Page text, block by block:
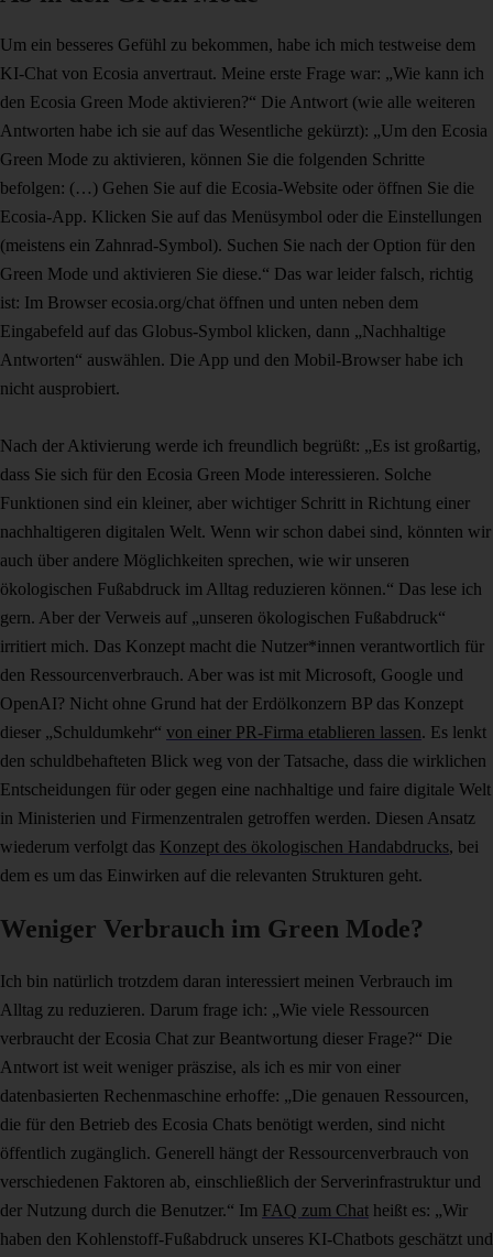
Um ein besseres Gefühl zu bekommen, habe ich mich testweise dem
KI-Chat von Ecosia anvertraut. Meine erste Frage war: „Wie kann ich
den Ecosia Green Mode aktivieren?“ Die Antwort (wie alle weiteren
Antworten habe ich sie auf das Wesentliche gekürzt): „Um den Ecosia
Green Mode zu aktivieren, können Sie die folgenden Schritte
befolgen: (…) Gehen Sie auf die Ecosia-Website oder öffnen Sie die
Ecosia-App. Klicken Sie auf das Menüsymbol oder die Einstellungen
(meistens ein Zahnrad-Symbol). Suchen Sie nach der Option für den
Green Mode und aktivieren Sie diese.“ Das war leider falsch, richtig
ist: Im Browser ecosia.org/chat öffnen und unten neben dem
Eingabefeld auf das Globus-Symbol klicken, dann „Nachhaltige
Antworten“ auswählen. Die App und den Mobil-Browser habe ich
nicht ausprobiert.
Nach der Aktivierung werde ich freundlich begrüßt: „Es ist großartig,
dass Sie sich für den Ecosia Green Mode interessieren. Solche
Funktionen sind ein kleiner, aber wichtiger Schritt in Richtung einer
nachhaltigeren digitalen Welt. Wenn wir schon dabei sind, könnten wir
auch über andere Möglichkeiten sprechen, wie wir unseren
ökologischen Fußabdruck im Alltag reduzieren können.“ Das lese ich
gern. Aber der Verweis auf „unseren ökologischen Fußabdruck“
irritiert mich. Das Konzept macht die Nutzer*innen verantwortlich für
den Ressourcenverbrauch. Aber was ist mit Microsoft, Google und
OpenAI? Nicht ohne Grund hat der Erdölkonzern BP das Konzept
dieser „Schuldumkehr“ von einer PR-Firma etablieren lassen. Es lenkt
den schuldbehafteten Blick weg von der Tatsache, dass die wirklichen
Entscheidungen für oder gegen eine nachhaltige und faire digitale Welt
in Ministerien und Firmenzentralen getroffen werden. Diesen Ansatz
wiederum verfolgt das Konzept des ökologischen Handabdrucks, bei
dem es um das Einwirken auf die relevanten Strukturen geht.
Weniger Verbrauch im Green Mode?
Ich bin natürlich trotzdem daran interessiert meinen Verbrauch im
Alltag zu reduzieren. Darum frage ich: „Wie viele Ressourcen
verbraucht der Ecosia Chat zur Beantwortung dieser Frage?“ Die
Antwort ist weit weniger präszise, als ich es mir von einer
datenbasierten Rechenmaschine erhoffe: „Die genauen Ressourcen,
die für den Betrieb des Ecosia Chats benötigt werden, sind nicht
öffentlich zugänglich. Generell hängt der Ressourcenverbrauch von
verschiedenen Faktoren ab, einschließlich der Serverinfrastruktur und
der Nutzung durch die Benutzer.“ Im FAQ zum Chat heißt es: „Wir
haben den Kohlenstoff-Fußabdruck unseres KI-Chatbots geschätzt und